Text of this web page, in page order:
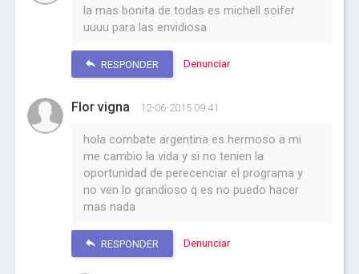
la mas bonita de todas es michell soifer
uuuu para las envidiosa
RESPONDER Denunciar
Flor vigna 12-06-2015 09:41
hola combate argentina es hermoso a mi
me cambio la vida y si no tenien la
oportunidad de perecenciar el programa y
no ven lo grandioso q es no puedo hacer
mas nada
RESPONDER Denunciar